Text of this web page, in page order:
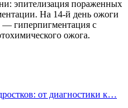
эпителизация пораженных
На 14-й день ожоги
гиперпигментация с
ожога.
от диагностики к…